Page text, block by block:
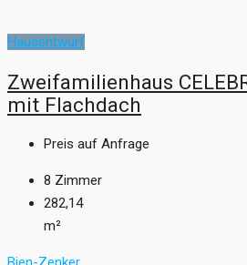
Hausentwurf
Zweifamilienhaus
mit Flachdach
Preis auf Anfrage
8 Zimmer
282,14
m²